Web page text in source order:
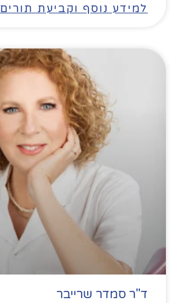
למידע נוסף וקביעת תורים »
ד"ר סמדר שרייבר